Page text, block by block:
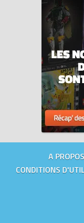
A
CONDITIONS